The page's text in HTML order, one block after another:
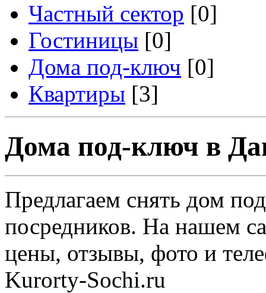
Частный сектор [0]
Гостиницы [0]
Дома под-ключ [0]
Квартиры [3]
Дома под-ключ в
Предлагаем снять дом
посредников. На нашем
цены, отзывы, фото и
Kurorty-Sochi.ru